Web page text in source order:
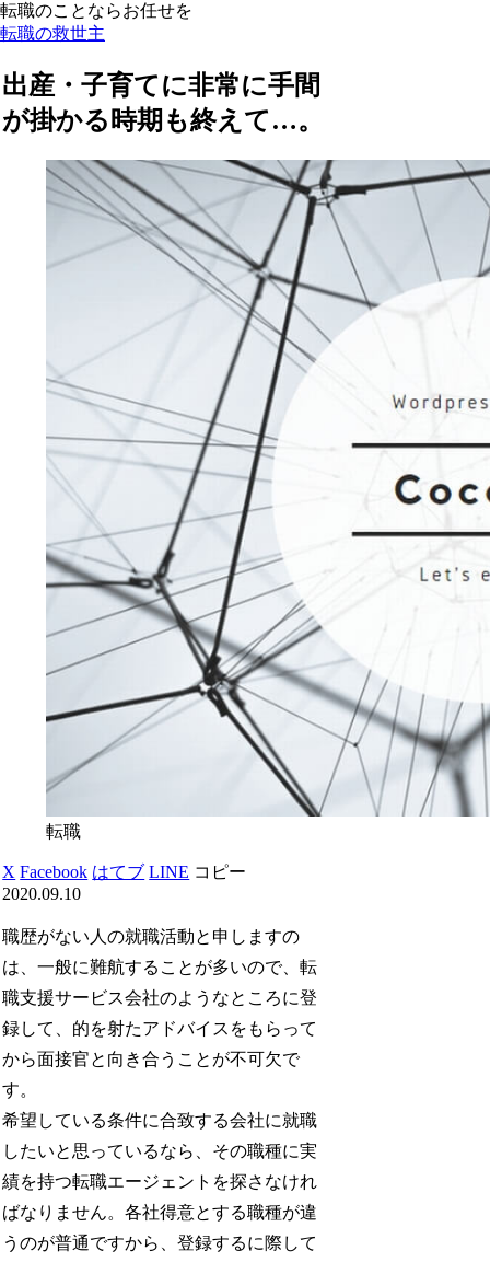
転職のことならお任せを
転職の救世主
出産・子育てに非常に手間
が掛かる時期も終えて…。
転職
X Facebook はてブ LINE コピー
2020.09.10
職歴がない人の就職活動と申しますの
は、一般に難航することが多いので、転
職支援サービス会社のようなところに登
録して、的を射たアドバイスをもらって
から面接官と向き合うことが不可欠で
す。
希望している条件に合致する会社に就職
したいと思っているなら、その職種に実
績を持つ転職エージェントを探さなけれ
ばなりません。各社得意とする職種が違
うのが普通ですから、登録するに際して